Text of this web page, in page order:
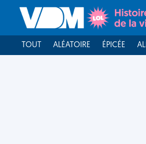
TOUT ALÉATOIRE ÉPICÉE